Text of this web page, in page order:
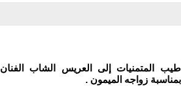
المتمنيات إلى العريس الشاب الفنان
زواجه الميمون .